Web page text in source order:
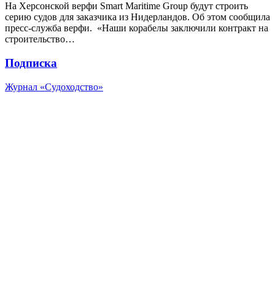
На Херсонской верфи Smart Maritime Group будут строить
серию судов для заказчика из Нидерландов. Об этом сообщила
пресс-служба верфи. «Наши корабелы заключили контракт на
строительство…
Подписка
Журнал «Судоходство»